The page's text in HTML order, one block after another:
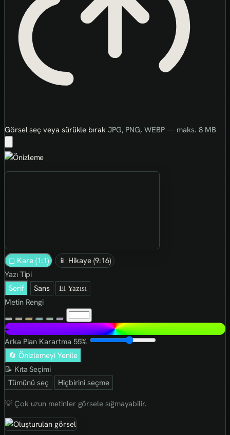
Görsel seç veya sürükle bırak JPG, PNG, WEBP — maks. 8 MB
◻ Kare (1:1)
📱 Hikaye (9:16)
Yazı Tipi
Serif
Sans El Yazısı
Metin Rengi
+
Arka Plan Karartma 55%
🔄 Önizlemeyi Yenile
📝 Kıta Seçimi
Tümünü seç
Hiçbirini seçme
💡 Çok uzun metinler görsele sığmayabilir.